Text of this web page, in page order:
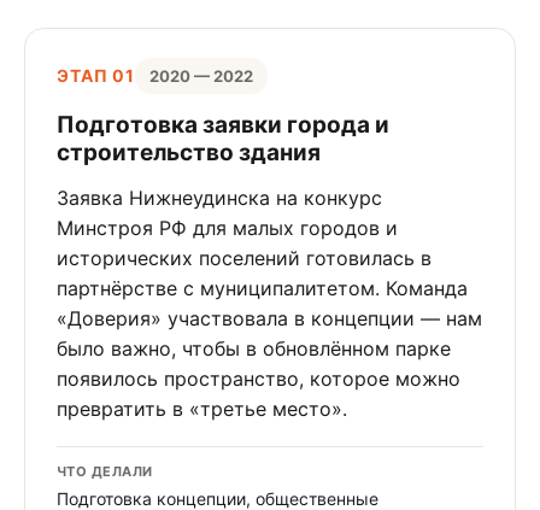
ЭТАП 01 2020 — 2022
Подготовка заявки города и
строительство здания
Заявка Нижнеудинска на конкурс
Минстроя РФ для малых городов и
исторических поселений готовилась в
партнёрстве с муниципалитетом. Команда
«Доверия» участвовала в концепции — нам
было важно, чтобы в обновлённом парке
появилось пространство, которое можно
превратить в «третье место».
ЧТО ДЕЛАЛИ
Подготовка концепции, общественные